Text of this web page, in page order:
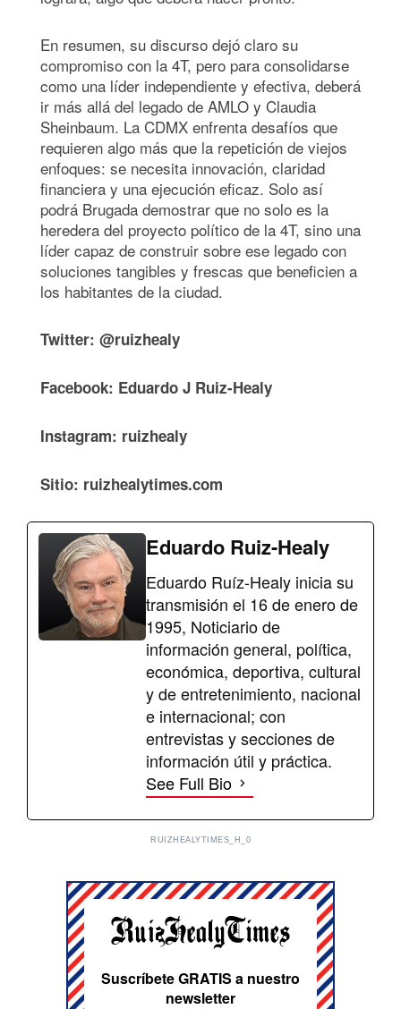
En resumen, su discurso dejó claro su
compromiso con la 4T, pero para consolidarse
como una líder independiente y efectiva, deberá
ir más allá del legado de AMLO y Claudia
Sheinbaum. La CDMX enfrenta desafíos que
requieren algo más que la repetición de viejos
enfoques: se necesita innovación, claridad
financiera y una ejecución eficaz. Solo así
podrá Brugada demostrar que no solo es la
heredera del proyecto político de la 4T, sino una
líder capaz de construir sobre ese legado con
soluciones tangibles y frescas que beneficien a
los habitantes de la ciudad.
Twitter: @ruizhealy
Facebook: Eduardo J Ruiz-Healy
Instagram: ruizhealy
Sitio: ruizhealytimes.com
Eduardo Ruiz-Healy
Eduardo Ruíz-Healy inicia su
transmisión el 16 de enero de
1995, Noticiario de
información general, política,
económica, deportiva, cultural
y de entretenimiento, nacional
e internacional; con
entrevistas y secciones de
información útil y práctica.
See Full Bio
RUIZHEALYTIMES_H_0
Suscríbete GRATIS a nuestro
newsletter